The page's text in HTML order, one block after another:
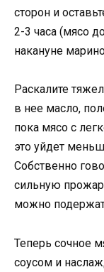
сторон и
2-3 часа (мясо
накануне
Раскалите
в нее масло,
пока мясо с
это уйдет
Собственно
сильную
можно
Теперь сочное
соусом и